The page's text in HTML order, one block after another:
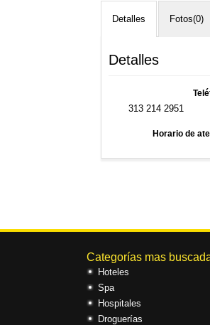
Detalles Fotos(0)
Detalles
313 214 2951
Horario de
Categorías mas
Hoteles
Spa
Hospitales
Droguerías